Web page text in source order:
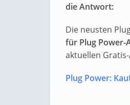
die Antwort:
Die neusten
für Plug Power-
aktuellen
Plug Power: